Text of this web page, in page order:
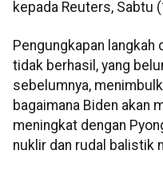
kepada Reuters, Sabtu
Pengungkapan langkah
tidak berhasil, yang
sebelumnya,
bagaimana Biden akan
meningkat dengan
nuklir dan rudal balistik